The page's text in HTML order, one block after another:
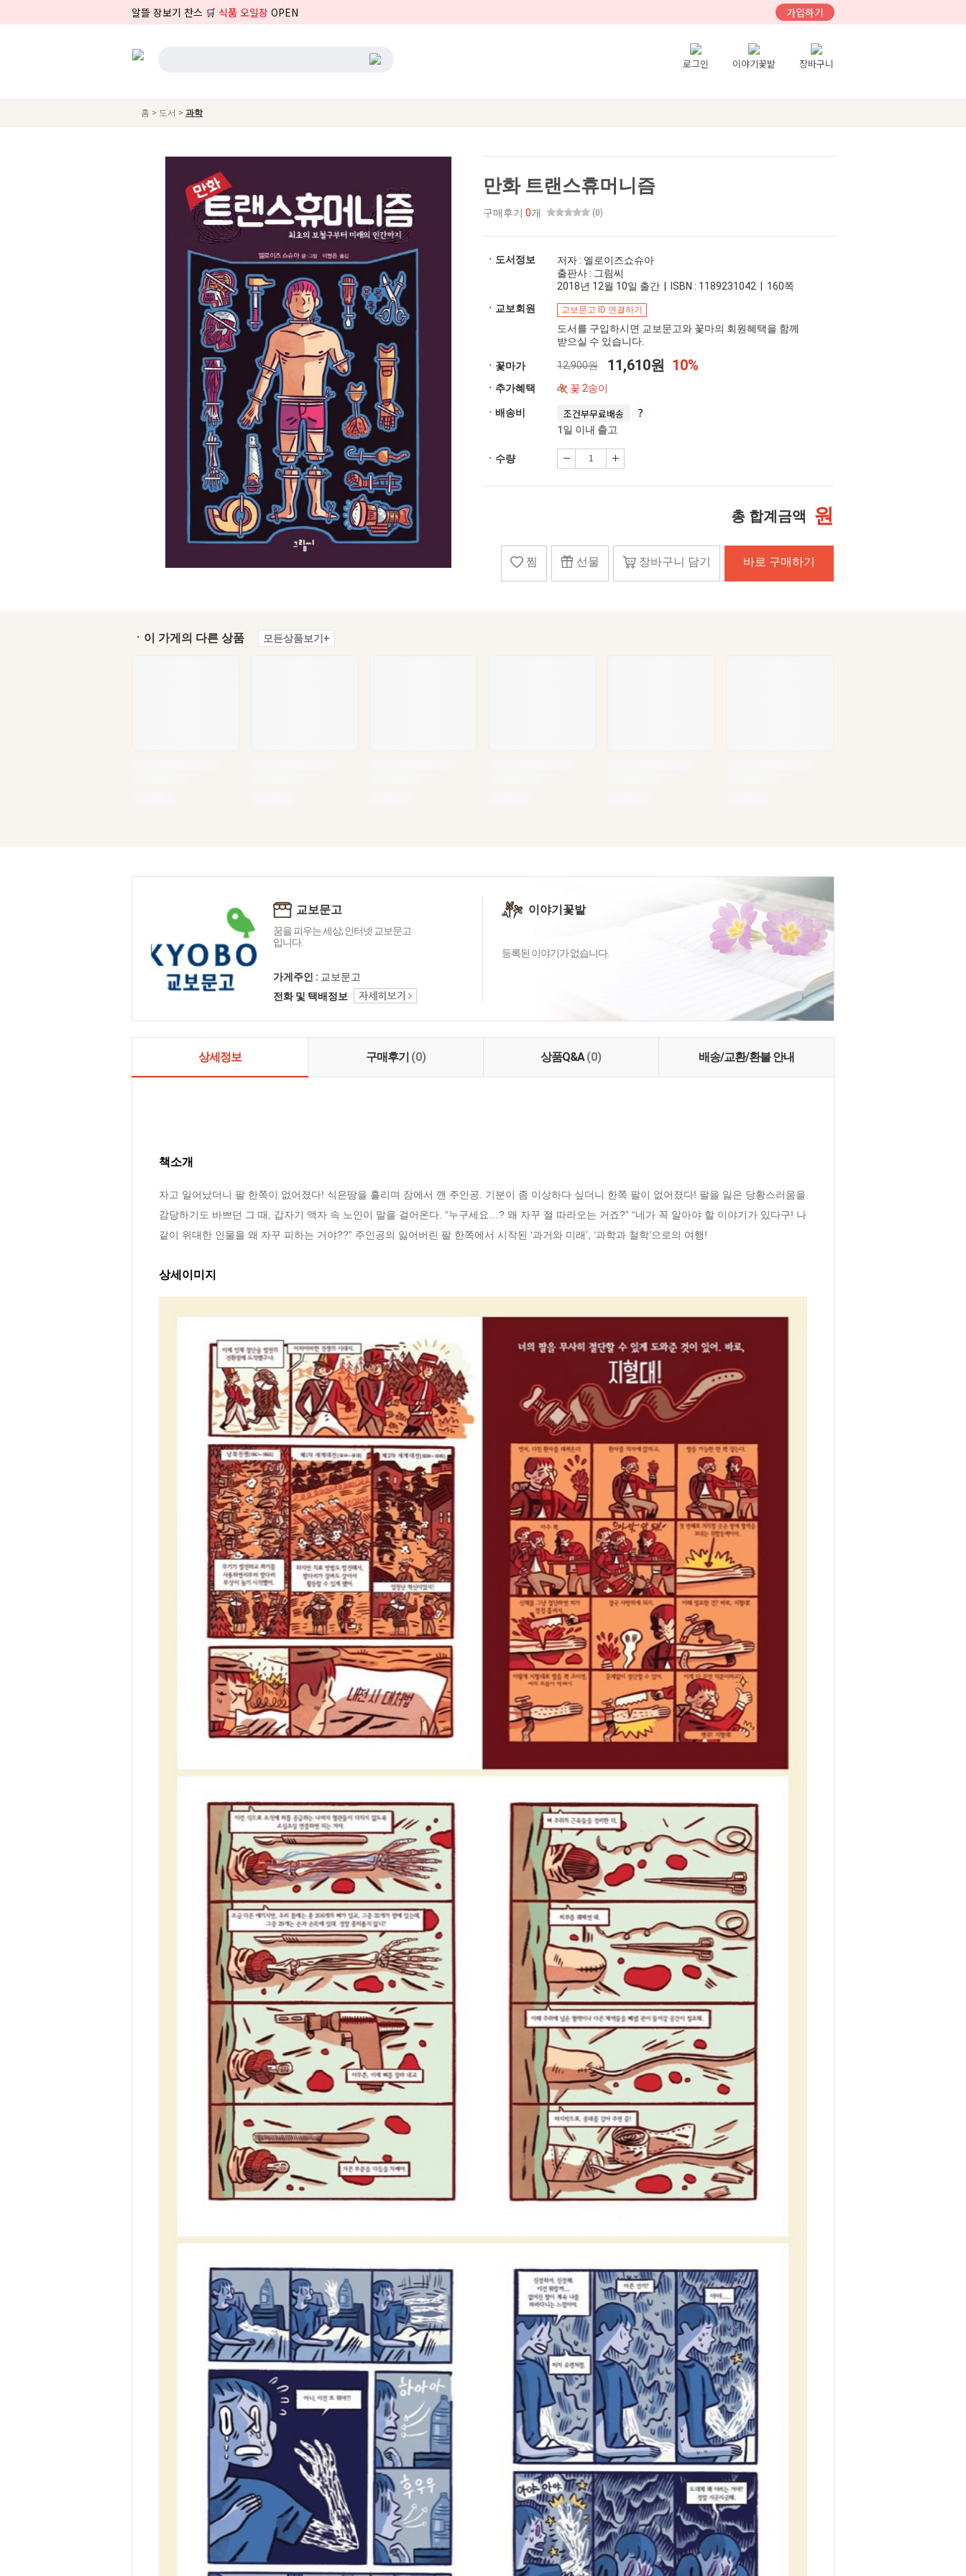
알뜰 장보기 찬스 🛒 식품 오일장 OPEN 가입하기
로그인 이야기꽃밭 장바구니
홈 > 도서 > 과학
만화 트랜스휴머니즘
구매후기 0개 (0)
ㆍ도서정보
저자 : 엘로이즈쇼슈아
출판사 : 그림씨
2018년 12월 10일 출간 | ISBN : 1189231042 | 160쪽
ㆍ교보회원
교보문고 ID 연결하기
도서를 구입하시면 교보문고와 꽃마의 회원혜택을 함께
받으실 수 있습니다.
ㆍ꽃마가 12,900원 11,610원 10%
ㆍ추가혜택 꽃 2송이
ㆍ배송비 조건부무료배송
1일 이내 출고
ㆍ수량
총 합계금액 원
찜 선물 장바구니 담기 바로 구매하기
ㆍ이 가게의 다른 상품 모든상품보기+
교보문고
꿈을 피우는 세상, 인터넷 교보문고
입니다.
가게주인 : 교보문고
전화 및 택배정보
이야기꽃밭
등록된 이야기가 없습니다.
상세정보 구매후기 (0) 상품Q&A(0) 배송/교환/환불 안내
책소개
자고 일어났더니 팔 한쪽이 없어졌다! 식은땀을 흘리며 잠에서 깬 주인공. 기분이 좀 이상하다 싶더니 한쪽 팔이 없어졌다! 팔을 잃은 당황스러움을
감당하기도 바쁘던 그 때, 갑자기 액자 속 노인이 말을 걸어온다. “누구세요…? 왜 자꾸 절 따라오는 거죠?” “네가 꼭 알아야 할 이야기가 있다구! 나
같이 위대한 인물을 왜 자꾸 피하는 거야??” 주인공의 잃어버린 팔 한쪽에서 시작된 ‘과거와 미래’, ‘과학과 철학’으로의 여행!
상세이미지